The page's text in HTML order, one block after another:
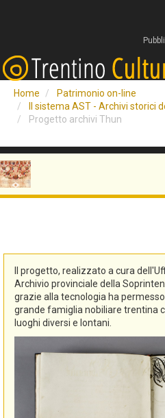
Home
Patrimonio on-line
Il sistema AST - Archivi storici
Progetto archivi Thun
Il progetto, realizzato a cura
Archivio provinciale della
grazie alla tecnologia ha
grande famiglia nobiliare trentina
luoghi diversi e lontani.